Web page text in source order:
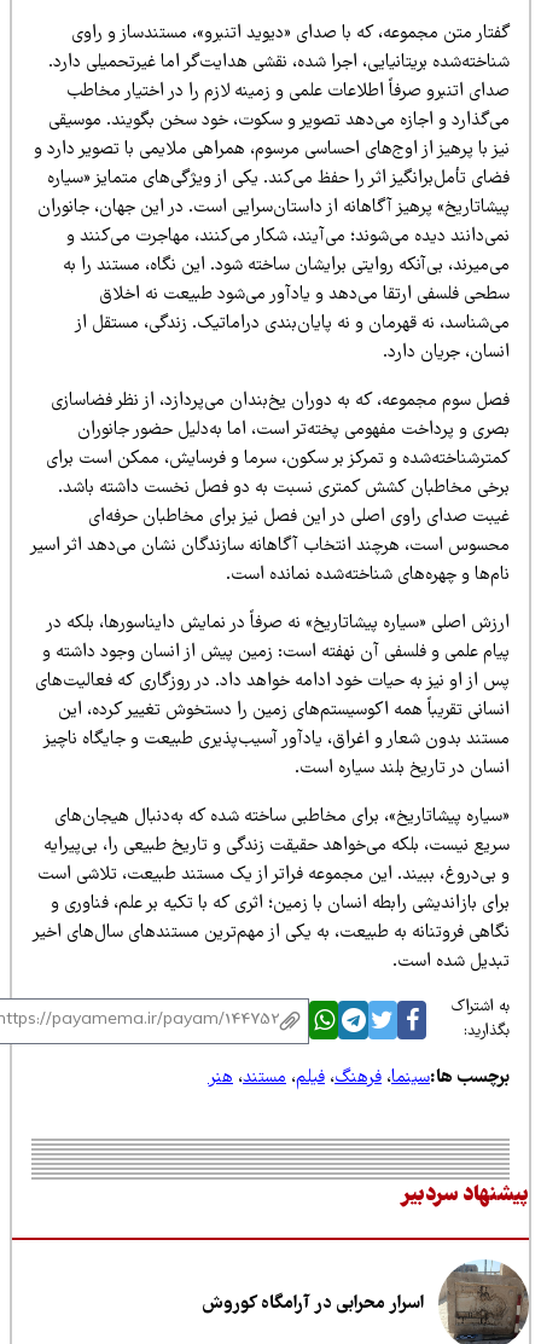
متن مجموعه، که با صدای «دیوید اتنبرو»، مستندساز و راوی
بریتانیایی، اجرا شده، نقشی هدایت‌گر اما غیرتحمیلی دارد.
اتنبرو صرفاً اطلاعات علمی و زمینه لازم را در اختیار مخاطب
و اجازه می‌دهد تصویر و سکوت، خود سخن بگویند. موسیقی
با پرهیز از اوج‌های احساسی مرسوم، همراهی ملایمی با تصویر دارد و
تأمل‌برانگیز اثر را حفظ می‌کند. یکی از ویژگی‌های متمایز «سیاره
پرهیز آگاهانه از داستان‌سرایی است. در این جهان، جانوران
دیده می‌شوند؛ می‌آیند، شکار می‌کنند، مهاجرت می‌کنند و
بی‌آنکه روایتی برایشان ساخته شود. این نگاه، مستند را به
فلسفی ارتقا می‌دهد و یادآور می‌شود طبیعت نه اخلاق
نه قهرمان و نه پایان‌بندی دراماتیک. زندگی، مستقل از
جریان دارد.
سوم مجموعه، که به دوران یخ‌بندان می‌پردازد، از نظر فضاسازی
و پرداخت مفهومی پخته‌تر است، اما به‌دلیل حضور جانوران
و تمرکز بر سکون، سرما و فرسایش، ممکن است برای
مخاطبان کشش کمتری نسبت به دو فصل نخست داشته باشد.
صدای راوی اصلی در این فصل نیز برای مخاطبان حرفه‌ای
است، هرچند انتخاب آگاهانه سازندگان نشان می‌دهد اثر اسیر
و چهره‌های شناخته‌شده نمانده است.
اصلی «سیاره پیشاتاریخ» نه صرفاً در نمایش دایناسورها، بلکه در
علمی و فلسفی آن نهفته است: زمین پیش از انسان وجود داشته و
از او نیز به حیات خود ادامه خواهد داد. در روزگاری که فعالیت‌های
تقریباً همه اکوسیستم‌های زمین را دستخوش تغییر کرده، این
بدون شعار و اغراق، یادآور آسیب‌پذیری طبیعت و جایگاه ناچیز
در تاریخ بلند سیاره است.
پیشاتاریخ»، برای مخاطبی ساخته شده که به‌دنبال هیجان‌های
نیست، بلکه می‌خواهد حقیقت زندگی و تاریخ طبیعی را، بی‌پیرایه
بی‌دروغ، ببیند. این مجموعه فراتر از یک مستند طبیعت، تلاشی است
بازاندیشی رابطه انسان با زمین؛ اثری که با تکیه بر علم، فناوری و
فروتنانه به طبیعت، به یکی از مهم‌ترین مستندهای سال‌های اخیر
شده است.
اشتراک
ها:سینما،فرهنگ،فیلم، مستند،هنر
سردبیر
اسرار محرابی در آرامگاه کوروش